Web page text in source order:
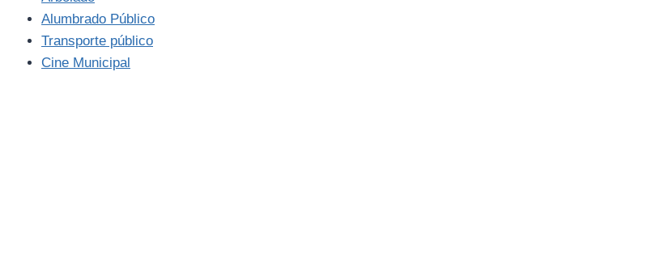
Alumbrado Público
Transporte público
Cine Municipal